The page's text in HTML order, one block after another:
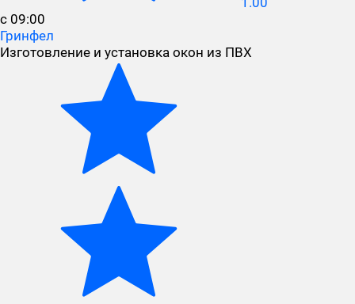
с 09:00
Гринфел
Изготовление и установка окон из ПВХ